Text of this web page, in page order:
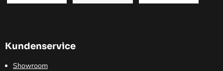
Kundenservice
Showroom